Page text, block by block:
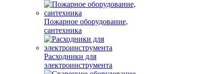
Пожарное оборудование,
сантехника
Расходники для
электроинструмента